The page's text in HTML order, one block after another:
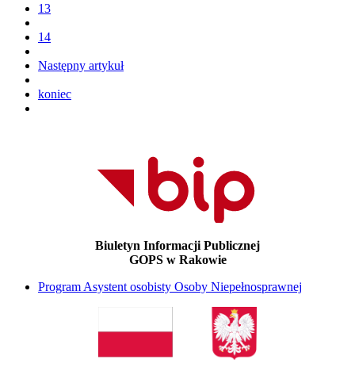
13
14
Następny artykuł
koniec
Biuletyn Informacji Publicznej
GOPS w Rakowie
Program Asystent osobisty Osoby Niepełnosprawnej